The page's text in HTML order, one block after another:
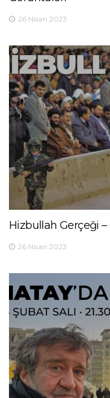
26 Nisan 2023
Hizbullah Gerçeği –
26 Nisan 2023